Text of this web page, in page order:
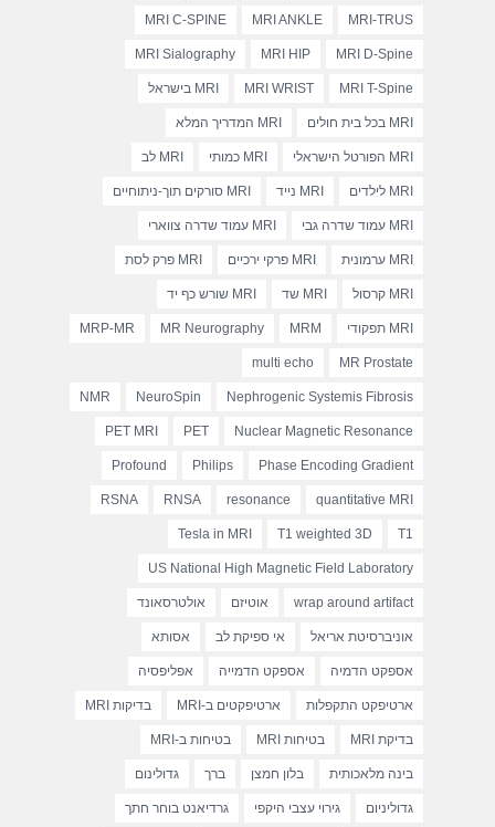
MRI-TRUS
MRI ANKLE
MRI C-SPINE
MRI D-Spine
MRI HIP
MRI Sialography
MRI T-Spine
MRI WRIST MRI בישראל
MRI בכל בית חולים MRI המדריך המלא
MRI הפורטל הישראלי MRI כמותי MRI לב
MRI לילדים MRI נייד MRI סורקים תוך-ניתוחיים
MRI עמוד שדרה גבי MRI עמוד שדרה צווארי
MRI ערמונית MRI פרקי ירכיים MRI פרק לסת
MRI קרסול MRI שד MRI שורש כף יד
MRI תפקודי MRM
MR Neurography
MRP-MR
MR Prostate
multi echo
Nephrogenic Systemis Fibrosis
NeuroSpin
NMR
Nuclear Magnetic Resonance
PET
PET MRI
Phase Encoding Gradient
Philips
Profound
quantitative MRI
resonance
RNSA
RSNA
T1
T1 weighted 3D
Tesla in MRI
US National High Magnetic Field Laboratory
wrap around artifact אוטיזם אולטרסאונד
אוניברסיטת אריאל אי ספיקת לב אסותא
אספקט הדמיה אספקט הדמייה אפליפסיה
ארטיפקט התקפלות ארטיפקטים ב-MRI בדיקות MRI
בדיקת MRI בטיחות MRI בטיחות ב-MRI
בינה מלאכותית בלון חמצן ברך גדולינום
גדוליניום גירוי עצבי היקפי גרדיאנט בוחר חתך